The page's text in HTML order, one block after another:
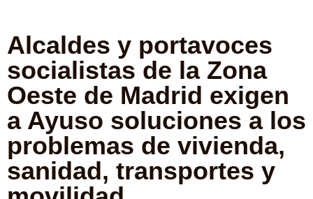
Alcaldes y portavoces
socialistas de la Zona
Oeste de Madrid exigen
a Ayuso soluciones a los
problemas de vivienda,
sanidad, transportes y